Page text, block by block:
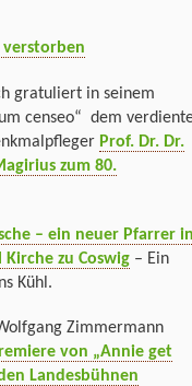
gratuliert in seinem
censeo“ dem
Prof. Dr. Dr.
zum 80.
– ein neuer Pfarrer
zu Coswig – Ein
Kühl.
Zimmermann
von „Annie get
Landesbühnen